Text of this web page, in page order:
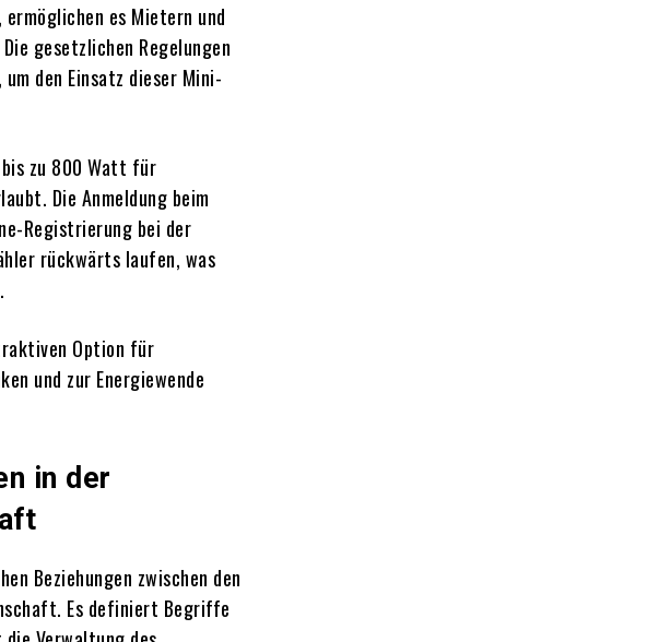
es Mietern und
Die gesetzlichen Regelungen
den Einsatz dieser Mini-
zu 800 Watt für
Die Anmeldung beim
Registrierung bei der
rückwärts laufen, was
Option für
und zur Energiewende
in der
Beziehungen zwischen den
Es definiert Begriffe